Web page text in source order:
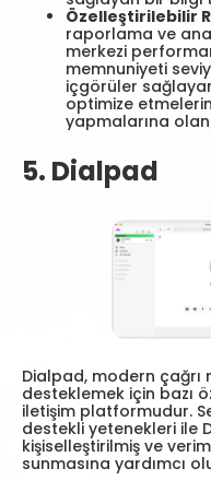
Özelleştirilebilir
raporlama ve
merkezi
memnuniyeti
içgörüler
optimize
yapmalarına
5. Dialpad
Dialpad, modern çağrı
desteklemek için bazı
iletişim platformudur.
destekli yetenekleri ile
kişiselleştirilmiş ve
sunmasına yardımcı